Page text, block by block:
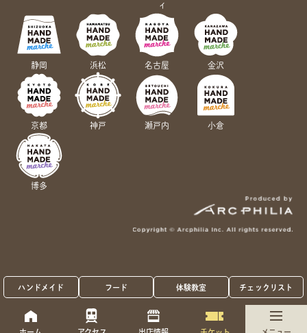
ハンドメイド フード 体験教室 チェックリスト
ィ
静岡 浜松 名古屋 金沢
京都 神戸 瀬戸内 小倉
博多